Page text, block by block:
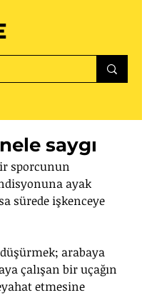
saygı
sporcunun
ayak
sürede işkenceye
arabaya
çalışan bir uçağın
etmesine